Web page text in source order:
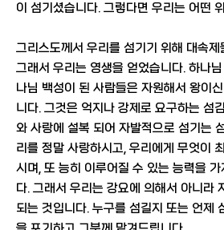
이 섬기셨습니다. 그렇다면 우리는 어떤
그리스도께서 우리를 섬기기 위해 대속
그래서 우리는 영생을 얻었습니다. 하나
나님 백성이 된 사람들은 자원해서 왕이
니다. 그것은 억지나 강제로 요구하는 섬
와 사랑에 설복 되어 자발적으로 섬기는
리를 정말 사랑하시고, 우리에게 무엇이
시며, 또 능히 이루어질 수 있는 능력을 가
다. 그래서 우리는 강요에 의해서 아니라
되는 것입니다. 누구를 섬길지 또는 언제